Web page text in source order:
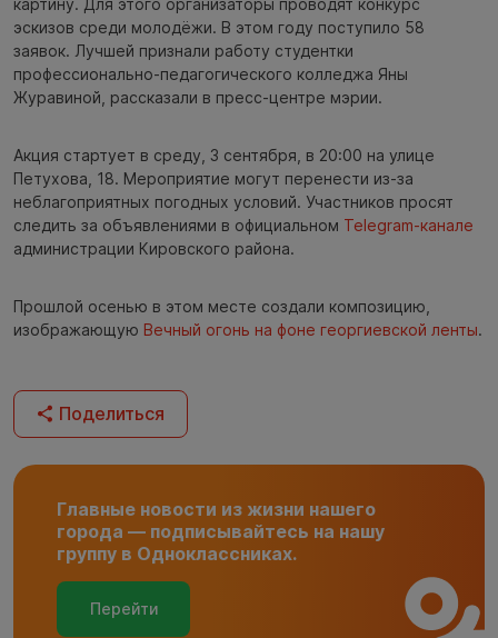
картину. Для этого организаторы проводят конкурс
эскизов среди молодёжи. В этом году поступило 58
заявок. Лучшей признали работу студентки
профессионально-педагогического колледжа Яны
Журавиной, рассказали в пресс-центре мэрии.
Акция стартует в среду, 3 сентября, в 20:00 на улице
Петухова, 18. Мероприятие могут перенести из-за
неблагоприятных погодных условий. Участников просят
следить за объявлениями в официальном Telegram-канале
администрации Кировского района.
Прошлой осенью в этом месте создали композицию,
изображающую Вечный огонь на фоне георгиевской ленты.
Поделиться
Главные новости из жизни нашего
города — подписывайтесь на нашу
группу в Одноклассниках.
Перейти